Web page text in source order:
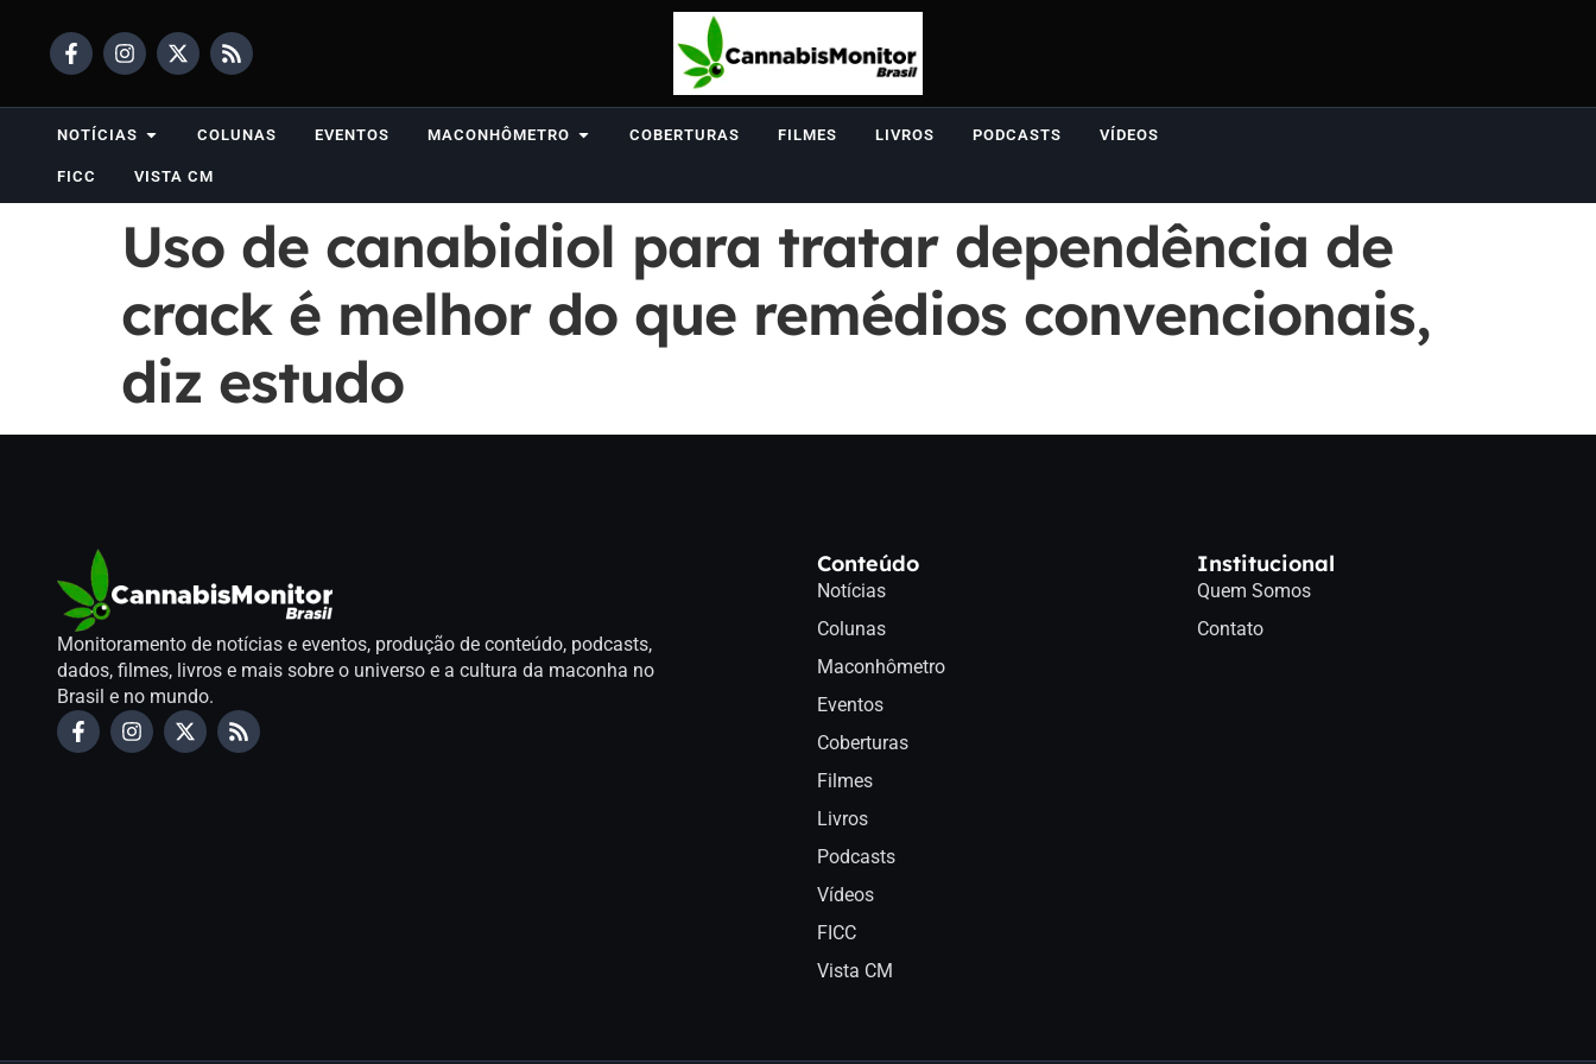
NOTÍCIAS COLUNAS EVENTOS MACONHÔMETRO COBERTURAS FILMES LIVROS PODCASTS VÍDEOS
FICC VISTA CM
Uso de canabidiol para tratar dependência de
crack é melhor do que remédios convencionais,
diz estudo
Monitoramento de notícias e eventos, produção de conteúdo, podcasts,
dados, filmes, livros e mais sobre o universo e a cultura da maconha no
Brasil e no mundo.
Conteúdo
Notícias
Colunas
Maconhômetro
Eventos
Coberturas
Filmes
Livros
Podcasts
Vídeos
FICC
Vista CM
Institucional
Quem Somos
Contato